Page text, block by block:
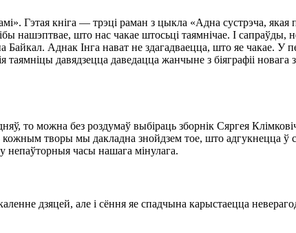
Гэтая кніга — трэці раман з цыкла «Адна сустрэча,
што нас чакае штосьці таямнічае. І сапраўды,
Байкал. Аднак Інга нават не здагадваецца, што яе чакае.
таямніцы давядзецца даведацца жанчыне з біяграфіі новага
то можна без роздумаў выбіраць зборнік Сяргея
творы мы дакладна знойдзем тое, што адгукнецца ў
непаўторныя часы нашага мінулага.
дзяцей, але і сёння яе спадчына карыстаецца